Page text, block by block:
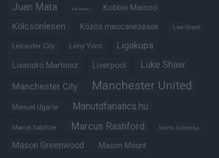
Juan Mata Karl Darlow Kobbie Mainoo
Kölcsönlesen Közös meccsnézések Lee Grant
Leicester City Leny Yoro Ligakupa
Lisandro Martinez Liverpool Luke Shaw
Manchester City Manchester United
Manuel Ugarte Manutdfanatics.hu
Marcel Sabitzer Marcus Rashford Martin Dubravka
Mason Greenwood Mason Mount